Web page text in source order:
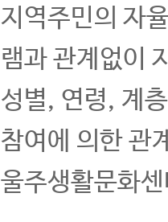
지역주민의 자
램과 관계없이
성별, 연령, 계
참여에 의한 관
울주생활문화